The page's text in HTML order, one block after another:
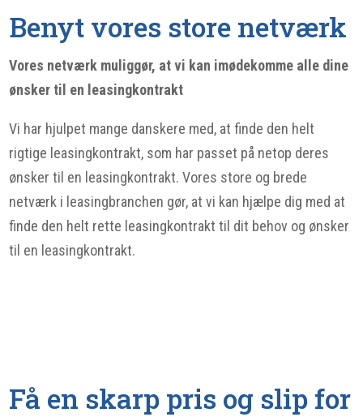
Benyt vores store netværk
Vores netværk muliggør, at vi kan imødekomme alle dine
ønsker til en leasingkontrakt
Vi har hjulpet mange danskere med, at finde den helt
rigtige leasingkontrakt, som har passet på netop deres
ønsker til en leasingkontrakt. Vores store og brede
netværk i leasingbranchen gør, at vi kan hjælpe dig med at
finde den helt rette leasingkontrakt til dit behov og ønsker
til en leasingkontrakt.
Få en skarp pris og slip for